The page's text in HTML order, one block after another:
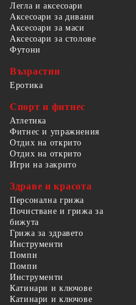
Легла и аксесоари
Аксесоари за дивани
Аксесоари за маси
Аксесоари за столове
Футони
Възрастни
Еротика
Спорт и фитнес
Атлетика
Фитнес и упражнения
Отдих на открито
Отдих на открито
Игри на закрито
Здраве и красота
Персонална грижа
Почистване и грижа за
бижута
Грижа за здравето
Инструменти
Помпи
Помпи
Инструменти
Катинари и ключове
Катинари и ключове